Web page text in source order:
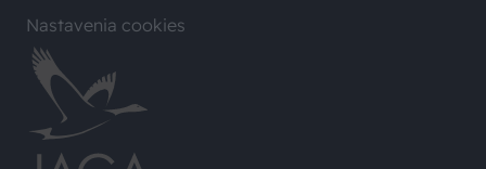
Nastavenia cookies